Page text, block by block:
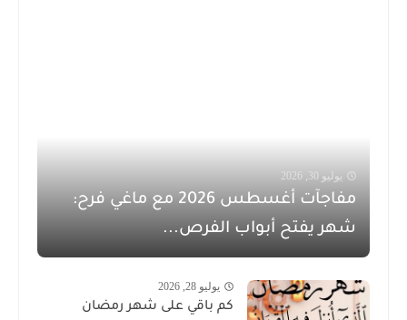
يوليو 30, 2026
مفاجآت أغسطس 2026 مع ماغي فرح:
شهر يفتح أبواب الفرص...
يوليو 28, 2026
كم باقي على شهر رمضان